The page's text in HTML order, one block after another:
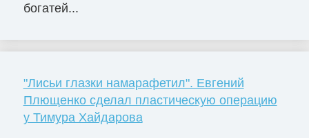
богатей...
"Лисьи глазки намарафетил". Евгений
Плющенко сделал пластическую операцию
у Тимура Хайдарова